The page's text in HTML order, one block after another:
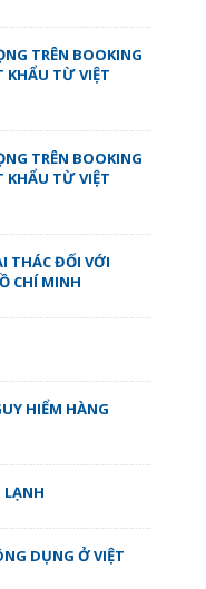
TRÊN BOOKING
KHẨU TỪ VIỆT
TRÊN BOOKING
KHẨU TỪ VIỆT
THÁC ĐỐI VỚI
CHÍ MINH
HIỂM HÀNG
LẠNH
DỤNG Ở VIỆT